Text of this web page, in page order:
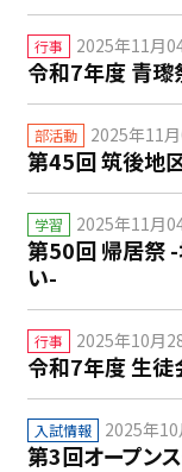
行事 2025年11月
令和7年度 青瓈
部活動 2025年11
第45回 筑後地
学習 2025年11月
第50回 帰居祭
い-
行事 2025年10月
令和7年度 生徒
入試情報 2025年
第3回オープン